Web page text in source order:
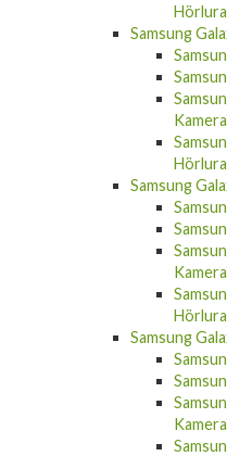
Samsung
Samsung
Samsung